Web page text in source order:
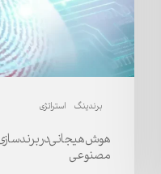
برندینگ استراتژی
انسانی
عصر
هوش
مصنوعی
هوش هیجانی در
مصنوعی